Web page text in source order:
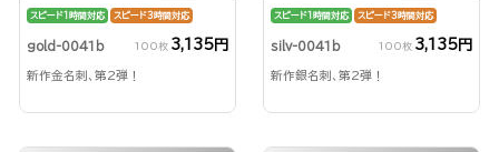
スピード1時間対応 スピード3時間対応
gold-0041b 100枚 3,135円
新作金名刺、第2弾！
スピード1時間対応 スピード3時間対応
silv-0041b 100枚 3,135円
新作銀名刺、第2弾！